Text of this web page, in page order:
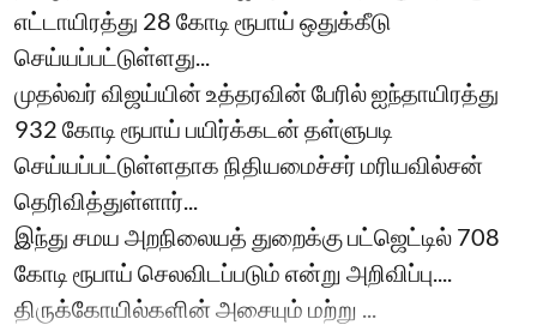
எட்டாயிரத்து 28 கோடி ரூபாய் ஒதுக்கீடு
செய்யப்பட்டுள்ளது...
முதல்வர் விஜய்யின் உத்தரவின் பேரில் ஐந்தாயிரத்து
932 கோடி ரூபாய் பயிர்க்கடன் தள்ளுபடி
செய்யப்பட்டுள்ளதாக நிதியமைச்சர் மரியவில்சன்
தெரிவித்துள்ளார்...
இந்து சமய அறநிலையத் துறைக்கு பட்ஜெட்டில் 708
கோடி ரூபாய் செலவிடப்படும் என்று அறிவிப்பு....
திருக்கோயில்களின் அசையும் மற்று ...